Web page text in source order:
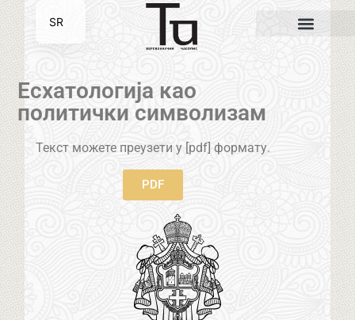
Есхатологија као
политички символизам
Текст можете преузети у [pdf] формату.
PDF
SR
EN